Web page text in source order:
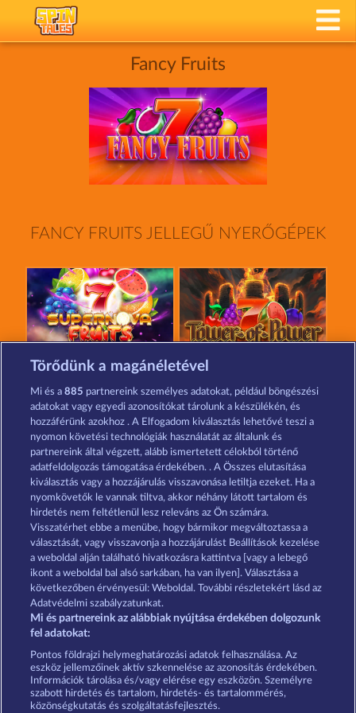
Fancy Fruits
FANCY FRUITS JELLEGŰ NYERŐGÉPEK
7 Supernova Fruits New Limits Tower of Power
7 Supernova Fruits Explodiac RHFP
Részvételi feltételek
Adatkezelési tájékoztató Impresszum
A cég GYIK Partnerprogram
Törődünk a magánéletével
Mi és a885 partnereink személyes adatokat, például böngészési
adatokat vagy egyedi azonosítókat tárolunk a készülékén, és
hozzáférünk azokhoz . A Elfogadom kiválasztás lehetővé teszi a
nyomon követési technológiák használatát az általunk és
partnereink által végzett, alább ismertetett célokból történő
adatfeldolgozás támogatása érdekében. . A Összes elutasítása
kiválasztás vagy a hozzájárulás visszavonása letiltja ezeket. Ha a
nyomkövetők le vannak tiltva, akkor néhány látott tartalom és
hirdetés nem feltétlenül lesz releváns az Ön számára.
Visszatérhet ebbe a menübe, hogy bármikor megváltoztassa a
választását, vagy visszavonja a hozzájárulást Beállítások kezelése
a weboldal alján található hivatkozásra kattintva [vagy a lebegő
ikont a weboldal bal alsó sarkában, ha van ilyen]. Választása a
következőben érvényesül: Weboldal. További részletekért lásd az
Adatvédelmi szabályzatunkat.
Mi és partnereink az alábbiak nyújtása érdekében dolgozunk
fel adatokat:
Pontos földrajzi helymeghatározási adatok felhasználása. Az
eszköz jellemzőinek aktív szkennelése az azonosítás érdekében.
Információk tárolása és/vagy elérése egy eszközön. Személyre
szabott hirdetés és tartalom, hirdetés- és tartalommérés,
közönségkutatás és szolgáltatásfejlesztés.